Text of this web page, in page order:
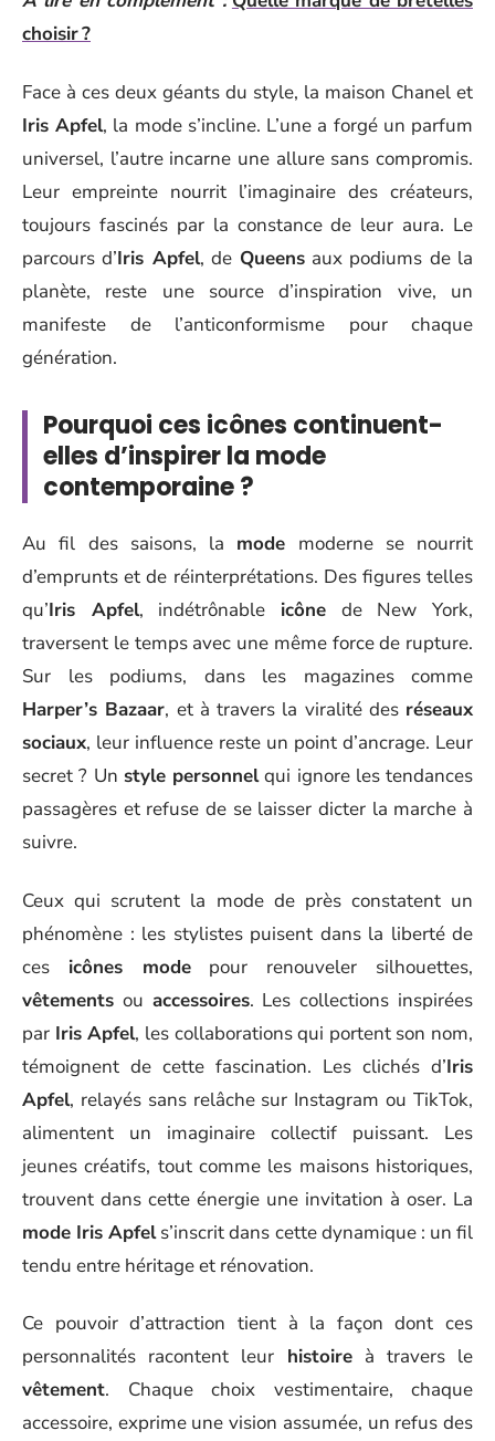
choisir ?
Face à ces deux géants du style, la maison Chanel et
Iris Apfel, la mode s’incline. L’une a forgé un parfum
universel, l’autre incarne une allure sans compromis.
Leur empreinte nourrit l’imaginaire des créateurs,
toujours fascinés par la constance de leur aura. Le
parcours d’Iris Apfel, de Queensaux podiums de la
planète, reste une source d’inspiration vive, un
manifeste de l’anticonformisme pour chaque
génération.
Pourquoi ces icônes continuent-
elles d’inspirer la mode
contemporaine ?
Au fil des saisons, la mode moderne se nourrit
d’emprunts et de réinterprétations. Des figures telles
qu’Iris Apfel, indétrônable icône de New York,
traversent le temps avec une même force de rupture.
Sur les podiums, dans les magazines comme
Harper’s Bazaar, et à travers la viralité des réseaux
sociaux, leur influence reste un point d’ancrage. Leur
secret ? Un style personnelqui ignore les tendances
passagères et refuse de se laisser dicter la marche à
suivre.
Ceux qui scrutent la mode de près constatent un
phénomène : les stylistes puisent dans la liberté de
ces icônes modepour renouveler silhouettes,
vêtements ou accessoires. Les collections inspirées
par Iris Apfel, les collaborations qui portent son nom,
témoignent de cette fascination. Les clichés d’Iris
Apfel, relayés sans relâche sur Instagram ou TikTok,
alimentent un imaginaire collectif puissant. Les
jeunes créatifs, tout comme les maisons historiques,
trouvent dans cette énergie une invitation à oser. La
mode Iris Apfels’inscrit dans cette dynamique : un fil
tendu entre héritage et rénovation.
Ce pouvoir d’attraction tient à la façon dont ces
personnalités racontent leur histoireà travers le
vêtement. Chaque choix vestimentaire, chaque
accessoire, exprime une vision assumée, un refus des